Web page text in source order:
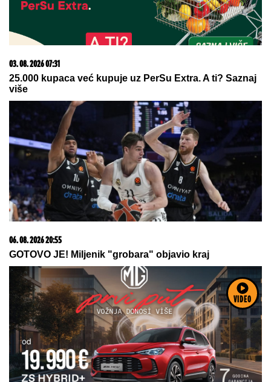
VIDEO
06. 08. 2026 07:08
Evo u kojim banjama važi vaučer od 10.000 dinara -
15. 07. 2026 07:44
Većina građana izgubi novac pre nego što stigne na